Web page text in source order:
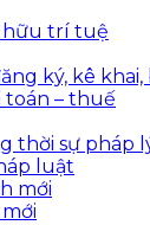
hữu trí tuệ
ký, kê
toán – thuế
thời sự pháp
luật
mới